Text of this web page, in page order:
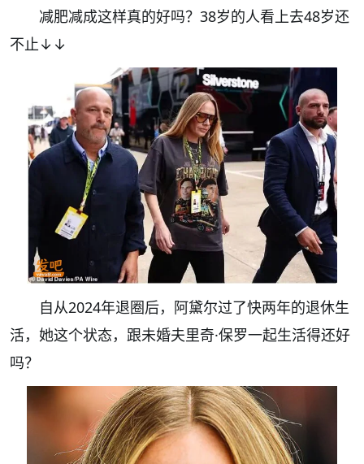
减肥减成这样真的好吗？38岁的人看上去48岁还
不止↓↓
自从2024年退圈后，阿黛尔过了快两年的退休生
活，她这个状态，跟未婚夫里奇·保罗一起生活得还好
吗？